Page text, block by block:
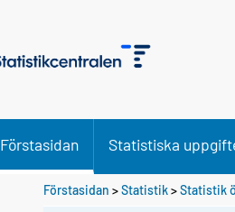
Förstasidan Statistiska
Förstasidan >Statistik>Statistik